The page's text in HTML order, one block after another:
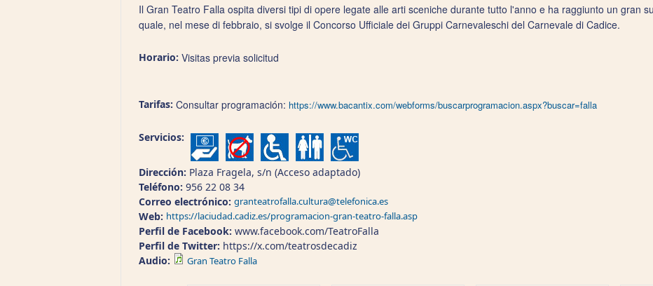
Il Gran Teatro Falla ospita diversi tipi di opere legate alle arti sceniche durante tutto l'anno e ha raggiunto un gran
quale, nel mese di febbraio, si svolge il Concorso Ufficiale dei Gruppi Carnevaleschi del Carnevale di Cadice.
Horario: Visitas previa solicitud
Tarifas: Consultar programación: https://www.bacantix.com/webforms/buscarprogramacion.aspx?buscar=falla
Servicios:
Dirección: Plaza Fragela, s/n (Acceso adaptado)
Teléfono: 956 22 08 34
Correo electrónico: granteatrofalla.cultura@telefonica.es
Web: https://laciudad.cadiz.es/programacion-gran-teatro-falla.asp
Perfil de Facebook: www.facebook.com/TeatroFalla
Perfil de Twitter: https://x.com/teatrosdecadiz
Audio:
Gran Teatro Falla